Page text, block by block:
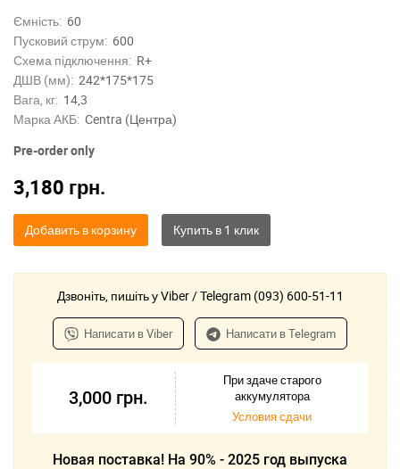
Ємність: 60
Пусковий струм: 600
Схема підключення: R+
ДШВ (мм): 242*175*175
Вага, кг: 14,3
Марка АКБ: Centra (Центра)
Pre-order only
3,180 грн.
Добавить в корзину
Дзвоніть, пишіть у Viber / Telegram (093) 600-51-11
Написати в Viber Написати в Telegram
3,000 грн.
При здаче старого
аккумулятора
Условия сдачи
Новая поставка! На 90% - 2025 год выпуска